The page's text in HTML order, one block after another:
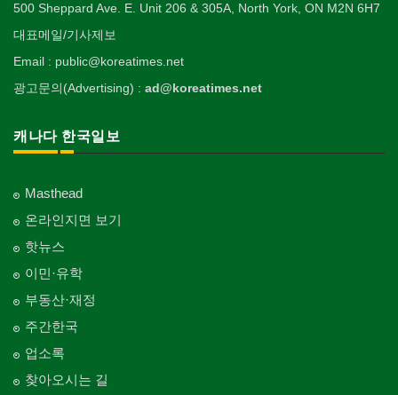
500 Sheppard Ave. E. Unit 206 & 305A, North York, ON M2N 6H7
대표메일/기사제보
Email : public@koreatimes.net
광고문의(Advertising) : ad@koreatimes.net
캐나다 한국일보
Masthead
온라인지면 보기
핫뉴스
이민·유학
부동산·재정
주간한국
업소록
찾아오시는 길